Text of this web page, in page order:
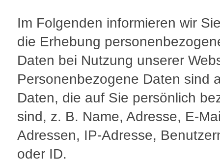
Im Folgenden informieren wir
die Erhebung
Daten bei Nutzung unserer
Personenbezogene Daten sind
Daten, die auf Sie persönlich
sind, z. B. Name, Adresse, E-
Adressen, IP-Adresse,
oder ID.